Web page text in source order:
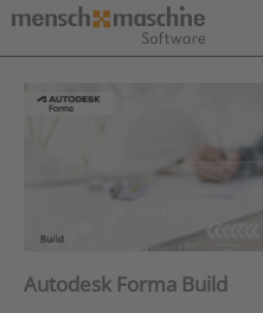
Autodesk Forma Build